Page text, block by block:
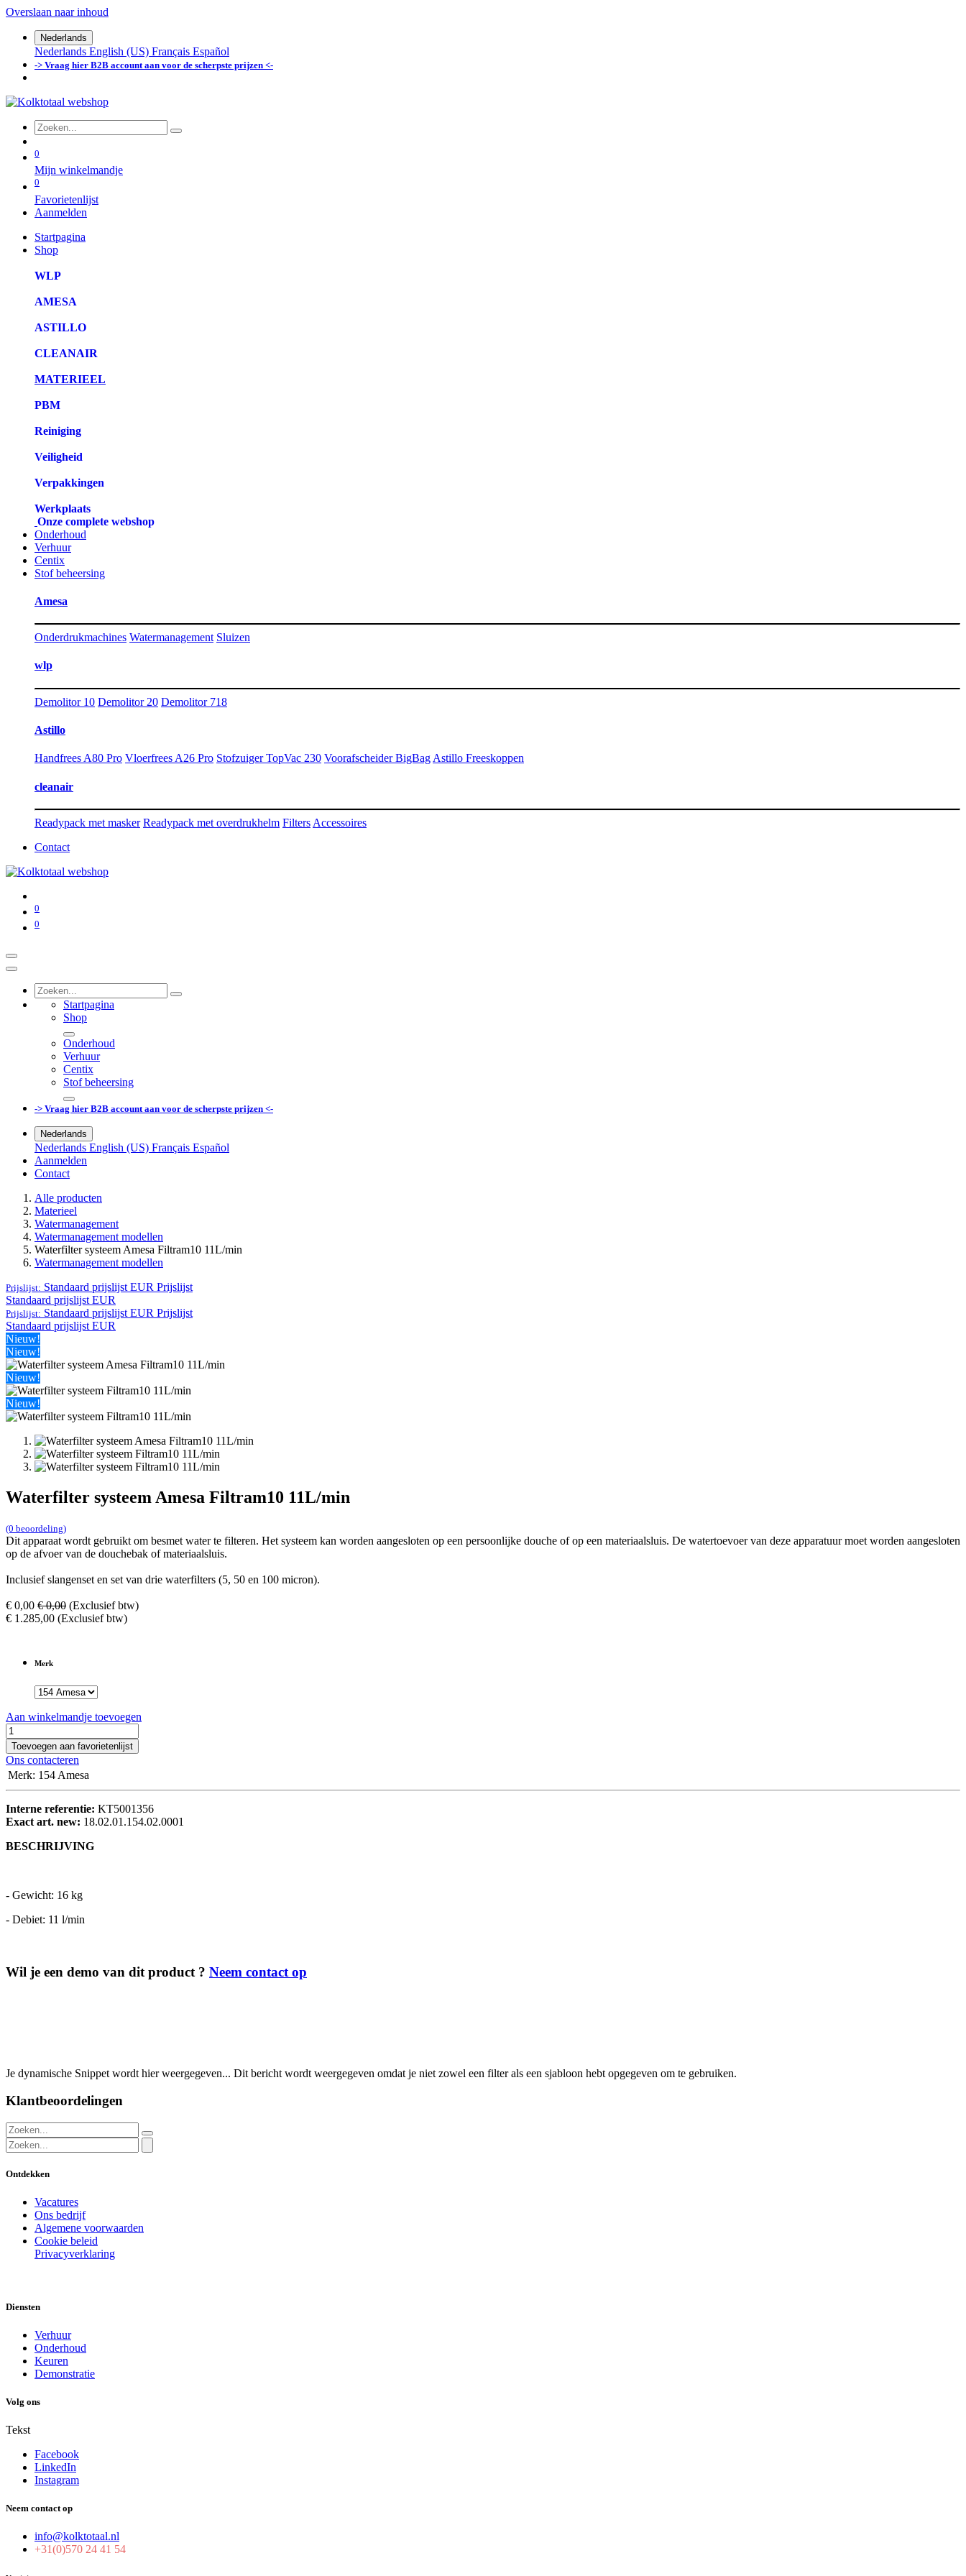
Overslaan naar inhoud
Nederlands
Nederlands English (US) Français Español
-> Vraag hier B2B account aan voor de scherpste prijzen <-
0
Mijn winkelmandje
0
Favorietenlijst
Aanmelden
Startpagina
Shop
WLP
AMESA
ASTILLO
CLEANAIR
MATERIEEL
PBM
Reiniging
Veiligheid
Verpakkingen
Werkplaats
Onze complete webshop
Onderhoud
Verhuur
Centix
Stof beheersing
Amesa
Onderdrukmachines Watermanagement Sluizen
wlp
Demolitor 10 Demolitor 20 Demolitor 718
Astillo
Handfrees A80 Pro Vloerfrees A26 Pro Stofzuiger TopVac 230 Voorafscheider BigBag Astillo Freeskoppen
cleanair
Readypack met masker Readypack met overdrukhelm Filters Accessoires
Contact
0
0
Startpagina
Shop
Onderhoud
Verhuur
Centix
Stof beheersing
-> Vraag hier B2B account aan voor de scherpste prijzen <-
Nederlands
Nederlands English (US) Français Español
Aanmelden
Contact
Alle producten
Materieel
Watermanagement
Watermanagement modellen
Waterfilter systeem Amesa Filtram10 11L/min
Watermanagement modellen
Prijslijst: Standaard prijslijst EUR Prijslijst
Standaard prijslijst EUR
Prijslijst: Standaard prijslijst EUR Prijslijst
Standaard prijslijst EUR
Nieuw!
Nieuw!
Nieuw!
Nieuw!
Waterfilter systeem Amesa Filtram10 11L/min
(0 beoordeling)
Dit apparaat wordt gebruikt om besmet water te filteren. Het systeem kan worden aangesloten op een persoonlijke douche of op een materiaalsluis. De watertoevoer van deze apparatuur moet worden aangesloten
op de afvoer van de douchebak of materiaalsluis.
Inclusief slangenset en set van drie waterfilters (5, 50 en 100 micron).
€ 0,00 €0,00 (Exclusief btw)
€ 1.285,00 (Exclusief btw)
Merk
Aan winkelmandje toevoegen
Toevoegen aan favorietenlijst
Ons contacteren
Merk: 154 Amesa
Interne referentie: KT5001356
Exact art. new: 18.02.01.154.02.0001
BESCHRIJVING
- Gewicht: 16 kg
- Debiet: 11 l/min
Wil je een demo van dit product ? Neem contact op
Je dynamische Snippet wordt hier weergegeven... Dit bericht wordt weergegeven omdat je niet zowel een filter als een sjabloon hebt opgegeven om te gebruiken.
Klantbeoordelingen
Ontdekken
Vacatures
Ons bedrijf
Algemene voorwaarden
Cookie beleid
Privacyverklaring
Diensten
Verhuur
Onderhoud
Keuren
Demonstratie
Volg ons
Tekst
Facebook
LinkedIn
Instagram
Neem contact op
info@kolktotaal.nl
+31(0)570 24 41 54